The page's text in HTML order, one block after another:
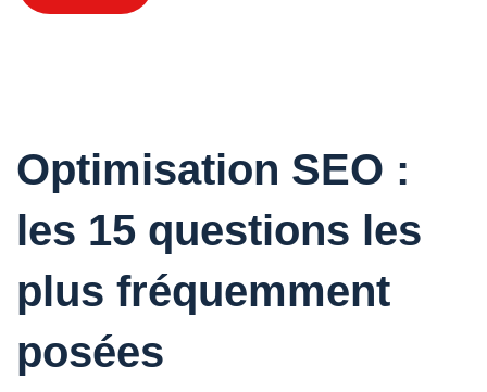
Optimisation SEO :
les 15 questions les
plus fréquemment
posées